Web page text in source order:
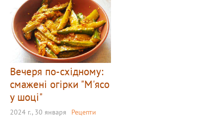
Вечеря по-східному:
смажені огірки "М'ясо
у шоці"
2024 г., 30 января Рецепти